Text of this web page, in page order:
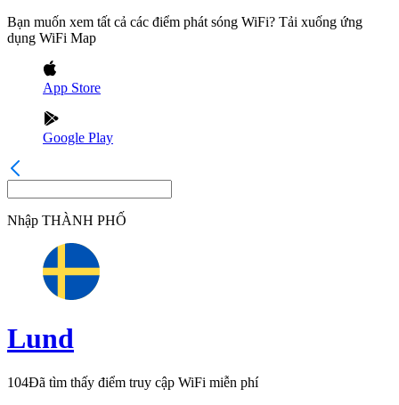
Bạn muốn xem tất cả các điểm phát sóng WiFi? Tải xuống ứng
dụng WiFi Map
App Store
Google Play
Nhập THÀNH PHỐ
Lund
104Đã tìm thấy điểm truy cập WiFi miễn phí